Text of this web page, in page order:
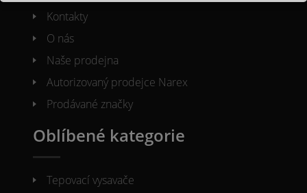
Kontakty
O nás
Naše prodejna
Autorizovaný prodejce Narex
Prodávané značky
Oblíbené kategorie
Tepovací vysavače